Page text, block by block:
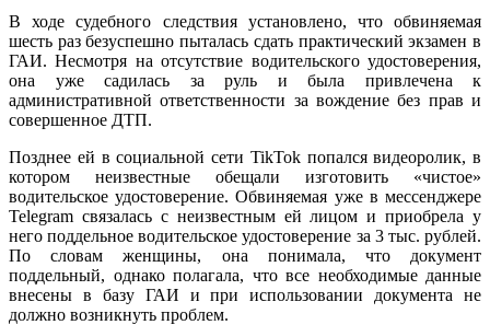
В ходе судебного следствия установлено, что обвиняемая
шесть раз безуспешно пыталась сдать практический экзамен в
ГАИ. Несмотря на отсутствие водительского удостоверения,
она уже садилась за руль и была привлечена к
административной ответственности за вождение без прав и
совершенное ДТП.
Позднее ей в социальной сети TikTok попался видеоролик, в
котором неизвестные обещали изготовить «чистое»
водительское удостоверение. Обвиняемая уже в мессенджере
Telegram связалась с неизвестным ей лицом и приобрела у
него поддельное водительское удостоверение за 3 тыс. рублей.
По словам женщины, она понимала, что документ
поддельный, однако полагала, что все необходимые данные
внесены в базу ГАИ и при использовании документа не
должно возникнуть проблем.